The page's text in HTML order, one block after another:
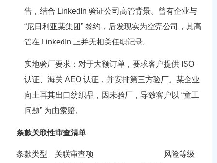
告，结合 LinkedIn 验证公司高管背景。曾有企业与
“尼日利亚某集团” 签约，后发现实为空壳公司，其高
管在 LinkedIn 上并无相关任职记录。
实地验厂要求：对于大额订单，要求客户提供 ISO
认证、海关 AEO 认证，并安排第三方验厂。某企业
向土耳其出口纺织品，因未验厂，导致客户以 “童工
问题” 为由索赔。
条款关联性审查清单
条款类型 关联审查项 风险等级